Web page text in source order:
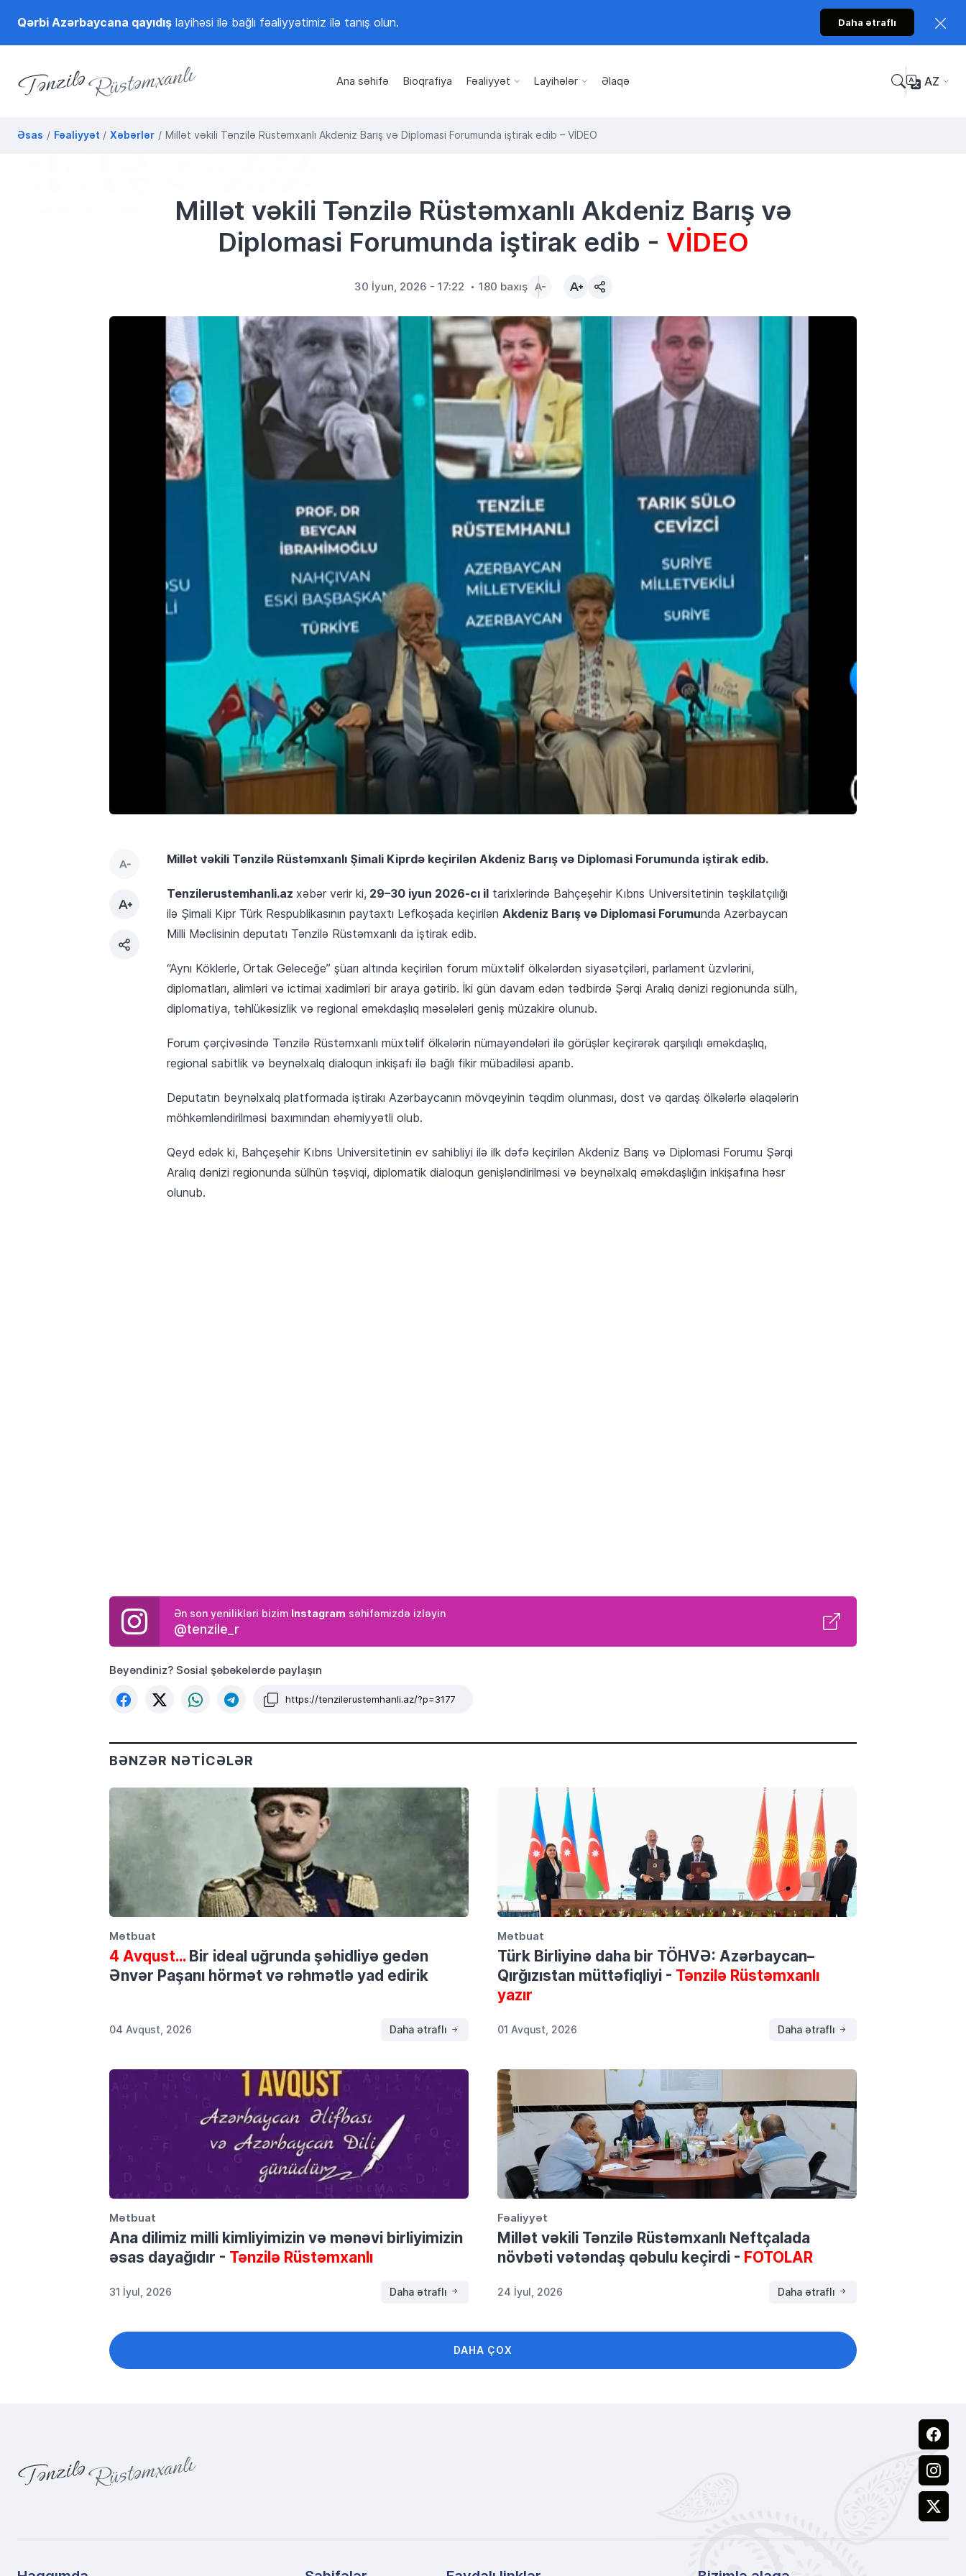
Qərbi Azərbaycana qayıdış layihəsi ilə bağlı fəaliyyətimiz ilə tanış olun. Daha ətraflı
Ana səhifə Bioqrafiya Fəaliyyət Layihələr Əlaqə AZ
Əsas Fəaliyyət Xəbərlər Millət vəkili Tənzilə Rüstəmxanlı Akdeniz Barış və Diplomasi Forumunda iştirak edib – VİDEO
Millət vəkili Tənzilə Rüstəmxanlı Akdeniz Barış və
Diplomasi Forumunda iştirak edib - VİDEO
30 İyun, 2026 - 17:22 180 baxış
Millət vəkili Tənzilə Rüstəmxanlı Şimali Kiprdə keçirilən Akdeniz Barış və Diplomasi Forumunda iştirak edib.
Tenzilerustemhanli.az xəbər verir ki, 29–30 iyun 2026-cı il tarixlərində Bahçeşehir Kıbrıs Universitetinin təşkilatçılığı
ilə Şimali Kipr Türk Respublikasının paytaxtı Lefkoşada keçirilən Akdeniz Barış və Diplomasi Forumunda Azərbaycan
Milli Məclisinin deputatı Tənzilə Rüstəmxanlı da iştirak edib.
“Aynı Köklerle, Ortak Geleceğe” şüarı altında keçirilən forum müxtəlif ölkələrdən siyasətçiləri, parlament üzvlərini,
diplomatları, alimləri və ictimai xadimləri bir araya gətirib. İki gün davam edən tədbirdə Şərqi Aralıq dənizi regionunda sülh,
diplomatiya, təhlükəsizlik və regional əməkdaşlıq məsələləri geniş müzakirə olunub.
Forum çərçivəsində Tənzilə Rüstəmxanlı müxtəlif ölkələrin nümayəndələri ilə görüşlər keçirərək qarşılıqlı əməkdaşlıq,
regional sabitlik və beynəlxalq dialoqun inkişafı ilə bağlı fikir mübadiləsi aparıb.
Deputatın beynəlxalq platformada iştirakı Azərbaycanın mövqeyinin təqdim olunması, dost və qardaş ölkələrlə əlaqələrin
möhkəmləndirilməsi baxımından əhəmiyyətli olub.
Qeyd edək ki, Bahçeşehir Kıbrıs Universitetinin ev sahibliyi ilə ilk dəfə keçirilən Akdeniz Barış və Diplomasi Forumu Şərqi
Aralıq dənizi regionunda sülhün təşviqi, diplomatik dialoqun genişləndirilməsi və beynəlxalq əməkdaşlığın inkişafına həsr
olunub.
Ən son yenilikləri bizim Instagram səhifəmizdə izləyin
@tenzile_r
Bəyəndiniz? Sosial şəbəkələrdə paylaşın
https://tenzilerustemhanli.az/?p=3177
BƏNZƏR NƏTICƏLƏR
Mətbuat
4 Avqust…Bir ideal uğrunda şəhidliyə gedən
Ənvər Paşanı hörmət və rəhmətlə yad edirik
04 Avqust, 2026 Daha ətraflı
Mətbuat
Türk Birliyinə daha bir TÖHVƏ: Azərbaycan–
Qırğızıstan müttəfiqliyi - Tənzilə Rüstəmxanlı
yazır
01 Avqust, 2026 Daha ətraflı
Mətbuat
Ana dilimiz milli kimliyimizin və mənəvi birliyimizin
əsas dayağıdır - Tənzilə Rüstəmxanlı
31 İyul, 2026 Daha ətraflı
Fəaliyyət
Millət vəkili Tənzilə Rüstəmxanlı Neftçalada
növbəti vətəndaş qəbulu keçirdi - FOTOLAR
24 İyul, 2026 Daha ətraflı
DAHA ÇOX
Facebook
Instagram